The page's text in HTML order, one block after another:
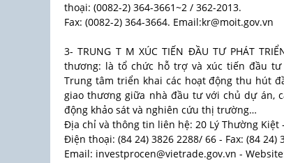
thoại: (0082-2) 364-3661~2 / 362-2013.
Fax: (0082-2) 364-3664. Email:kr@moit.gov.vn
3- TRUNG T M XÚC TIẾN ĐẦU TƯ PHÁT
thương: là tổ chức hỗ trợ và xúc tiến đầu tư
Trung tâm triển khai các hoạt động thu hút
giao thương giữa nhà đầu tư với chủ dự án,
động khảo sát và nghiên cứu thị trường…
Địa chỉ và thông tin liên hệ: 20 Lý Thường Kiệt
Điện thoại: (84 24) 3826 2288/ 66 - Fax: (84 24)
Email: investprocen@vietrade.gov.vn -